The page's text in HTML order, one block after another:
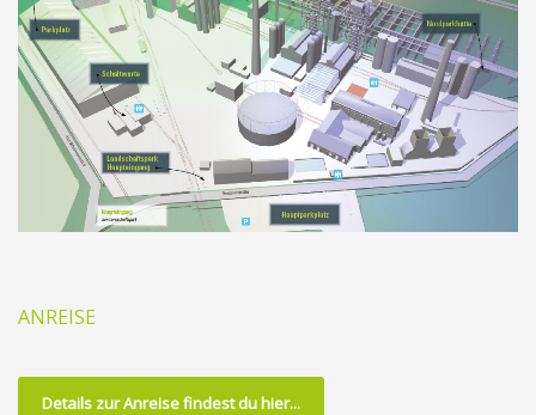
ANREISE
Details zur Anreise findest du hier...